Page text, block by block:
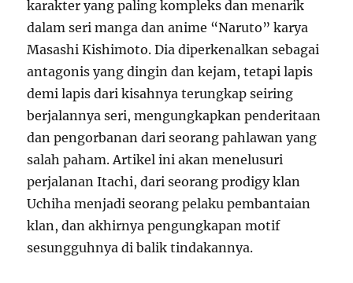
karakter yang paling kompleks dan menarik
dalam seri manga dan anime “Naruto” karya
Masashi Kishimoto. Dia diperkenalkan sebagai
antagonis yang dingin dan kejam, tetapi lapis
demi lapis dari kisahnya terungkap seiring
berjalannya seri, mengungkapkan penderitaan
dan pengorbanan dari seorang pahlawan yang
salah paham. Artikel ini akan menelusuri
perjalanan Itachi, dari seorang prodigy klan
Uchiha menjadi seorang pelaku pembantaian
klan, dan akhirnya pengungkapan motif
sesungguhnya di balik tindakannya.